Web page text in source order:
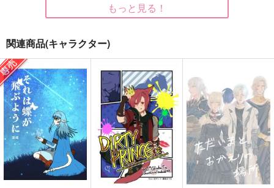
サンプル サンプル サンプル
もっと見る！
関連商品(キャラクター)